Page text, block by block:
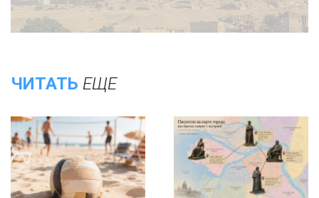
ЧИТАТЬ ЕЩЕ